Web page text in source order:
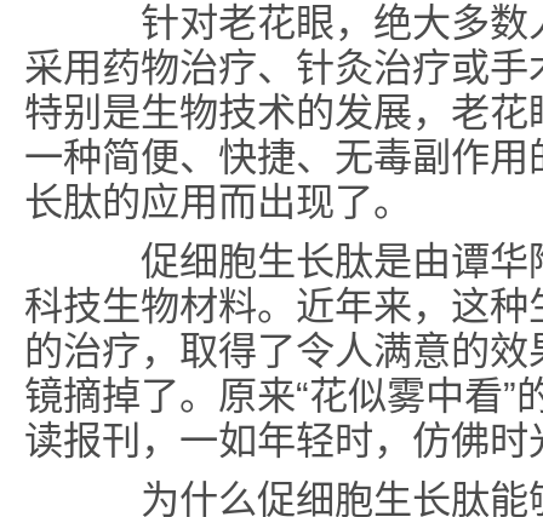
针对老花眼，绝大多数
采用药物治疗、针灸治疗或
特别是生物技术的发展，老
一种简便、快捷、无毒副作
长肽的应用而出现了。
促细胞生长肽是由谭华
科技生物材料。近年来，这
的治疗，取得了令人满意的
镜摘掉了。原来“花似雾中看
读报刊，一如年轻时，仿佛
为什么促细胞生长肽能